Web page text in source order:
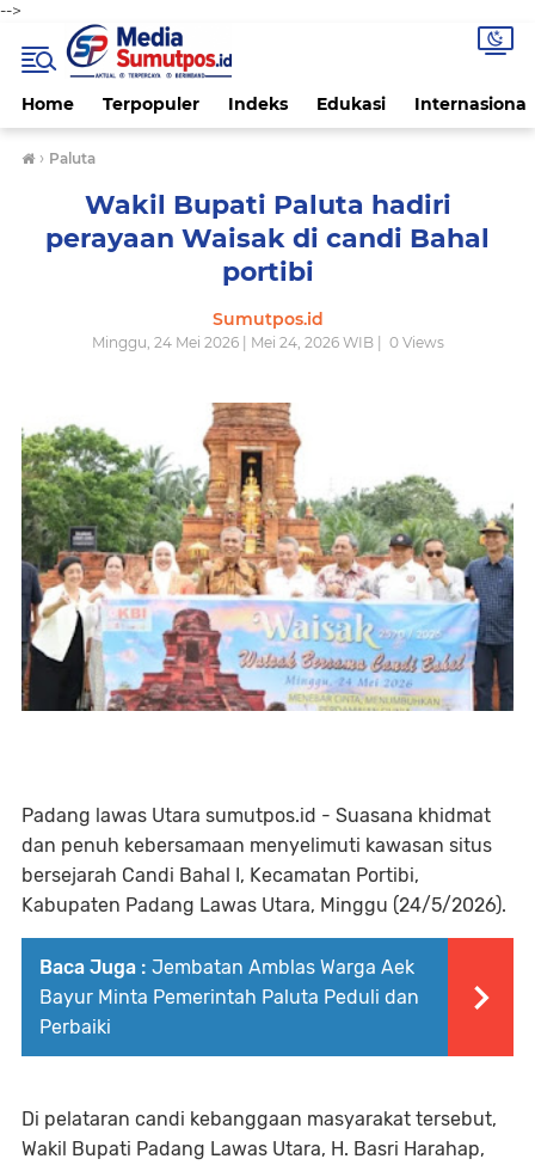
-->
Home Terpopuler Indeks Edukasi Internasional
› Paluta
Wakil Bupati Paluta hadiri
perayaan Waisak di candi Bahal
portibi
Sumutpos.id
Minggu, 24 Mei 2026 | Mei 24, 2026 WIB | 0Views
Padang lawas Utara sumutpos.id - Suasana khidmat
dan penuh kebersamaan menyelimuti kawasan situs
bersejarah Candi Bahal I, Kecamatan Portibi,
Kabupaten Padang Lawas Utara, Minggu (24/5/2026).⁣
Baca Juga : Jembatan Amblas Warga Aek
Bayur Minta Pemerintah Paluta Peduli dan
Perbaiki
Di pelataran candi kebanggaan masyarakat tersebut,
Wakil Bupati Padang Lawas Utara, H. Basri Harahap,